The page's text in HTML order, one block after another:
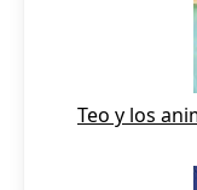
Teo y los